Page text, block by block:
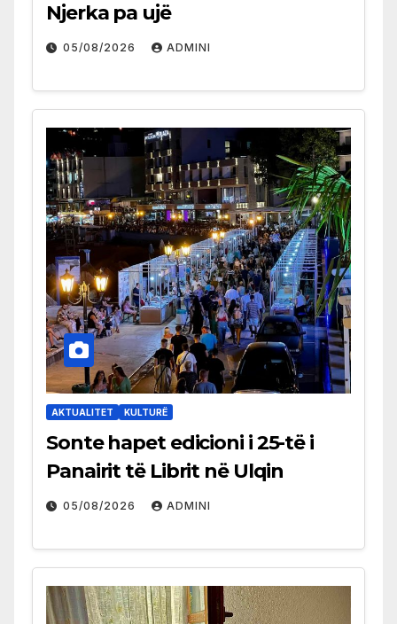
Njerka pa ujë
05/08/2026 ADMINI
AKTUALITET KULTURË
Sonte hapet edicioni i 25-të i
Panairit të Librit në Ulqin
05/08/2026 ADMINI